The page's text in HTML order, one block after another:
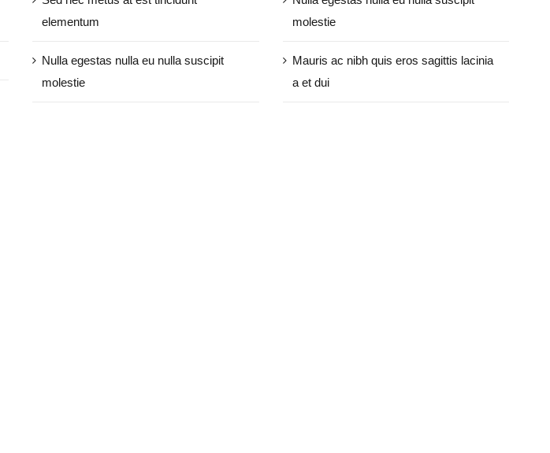
elementum
Nulla egestas nulla eu nulla suscipit
molestie
molestie
Mauris ac nibh quis eros sagittis lacinia
a et dui